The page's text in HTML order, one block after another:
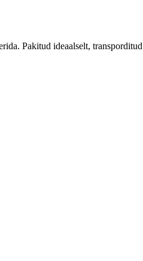
Pakitud ideaalselt,